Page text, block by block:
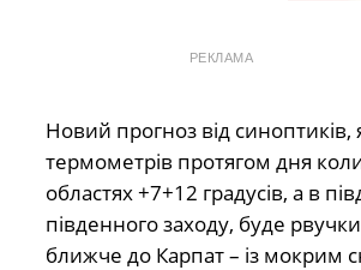
РЕКЛАМА
Новий прогноз від
термометрів протягом дня
областях +7+12 градусів, а в
південного заходу, буде
ближче до Карпат – із мокрим